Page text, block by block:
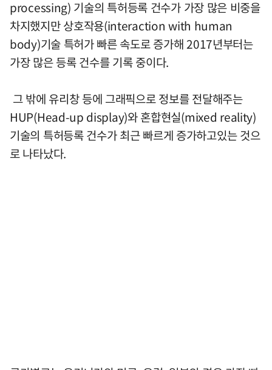
processing) 기술의 특허등록 건수가 가장 많은 비중을
차지했지만 상호작용(interaction with human
body)기술 특허가 빠른 속도로 증가해 2017년부터는
가장 많은 등록 건수를 기록 중이다.
그 밖에 유리창 등에 그래픽으로 정보를 전달해주는
HUP(Head-up display)와 혼합현실(mixed reality)
기술의 특허등록 건수가 최근 빠르게 증가하고있는 것으
로 나타났다.